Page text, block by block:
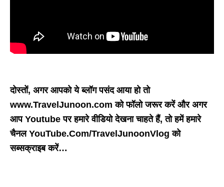
दोस्तों, अगर आपको ये ब्लॉग पसंद आया हो तो
www.TravelJunoon.com को फॉलो जरूर करें और अगर
आप Youtube पर हमारे वीडियो देखना चाहते हैं, तो हमें हमारे
चैनल YouTube.Com/TravelJunoonVlog को
सब्सक्राइब करें…